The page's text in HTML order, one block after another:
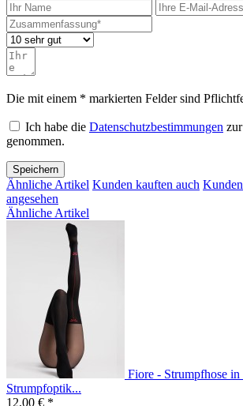
Die mit einem * markierten Felder sind
Ich habe die Datenschutzbestimmungen
genommen.
Speichern
Ähnliche Artikel Kunden kauften auch
angesehen
Ähnliche Artikel
Fiore - Strumpfhose in
Strumpfoptik...
12,00 € *